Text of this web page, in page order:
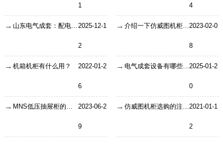
1 4
山东电气成套：配电箱、开关柜、控制箱与配电柜核心区别详解2025-12-1
2
介绍一下仿威图机柜的维护保养及清洗2023-02-0
8
机箱机柜有什么用？ 2022-01-2
6
电气成套设备有哪些特点2025-01-2
0
MNS低压抽屉柜的是使用优势 2023-06-2
9
仿威图机柜选购的注意事项！2021-01-1
2